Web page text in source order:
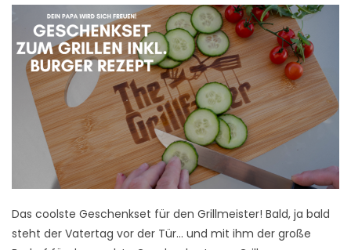
Das coolste Geschenkset für den Grillmeister! Bald, ja bald
steht der Vatertag vor der Tür… und mit ihm der große